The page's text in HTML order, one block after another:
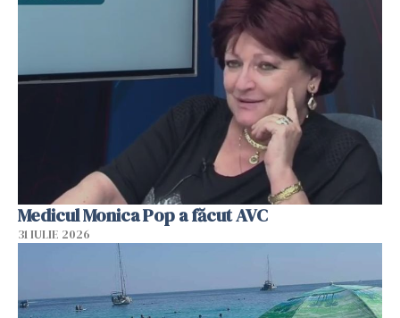
Medicul Monica Pop a făcut AVC
31 IULIE 2026